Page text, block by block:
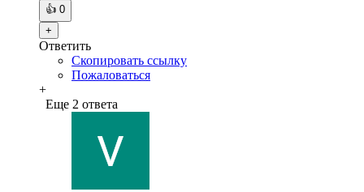
👍 0
+
Ответить
Скопировать ссылку
Пожаловаться
+
Еще 2 ответа